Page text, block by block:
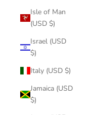
Isle of Man
(USD $)
Israel (USD
$)
Italy (USD $)
Jamaica (USD
$)